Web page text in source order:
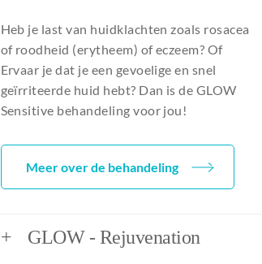
Heb je last van huidklachten zoals rosacea
of roodheid (erytheem) of eczeem? Of
Ervaar je dat je een gevoelige en snel
geïrriteerde huid hebt? Dan is de GLOW
Sensitive behandeling voor jou!
Meer over de behandeling
+ GLOW - Rejuvenation